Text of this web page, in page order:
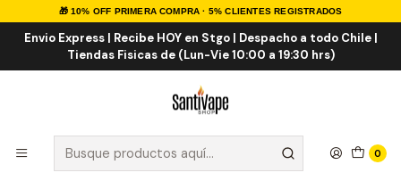
🎁 10% OFF PRIMERA COMPRA · 5% CLIENTES REGISTRADOS
Envio Express | Recibe HOY en Stgo | Despacho a todo Chile |
Tiendas Fisicas de (Lun-Vie 10:00 a 19:30 hrs)
0
Inicio Post
Post